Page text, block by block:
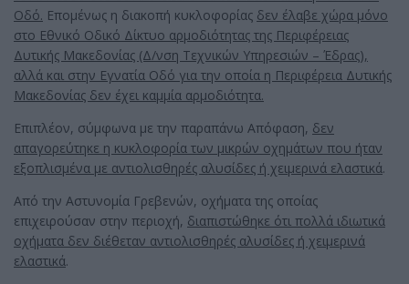
Οδό. Επομένως η διακοπή κυκλοφορίας δεν έλαβε χώρα μόνο
στο Εθνικό Οδικό Δίκτυο αρμοδιότητας της Περιφέρειας
Δυτικής Μακεδονίας (Δ/νση Τεχνικών Υπηρεσιών – Έδρας),
αλλά και στην Εγνατία Οδό για την οποία η Περιφέρεια Δυτικής
Μακεδονίας δεν έχει καμμία αρμοδιότητα.
Επιπλέον, σύμφωνα με την παραπάνω Απόφαση, δεν
απαγορεύτηκε η κυκλοφορία των μικρών οχημάτων που ήταν
εξοπλισμένα με αντιολισθηρές αλυσίδες ή χειμερινά ελαστικά.
Από την Αστυνομία Γρεβενών, οχήματα της οποίας
επιχειρούσαν στην περιοχή, διαπιστώθηκε ότι πολλά ιδιωτικά
οχήματα δεν διέθεταν αντιολισθηρές αλυσίδες ή χειμερινά
ελαστικά.